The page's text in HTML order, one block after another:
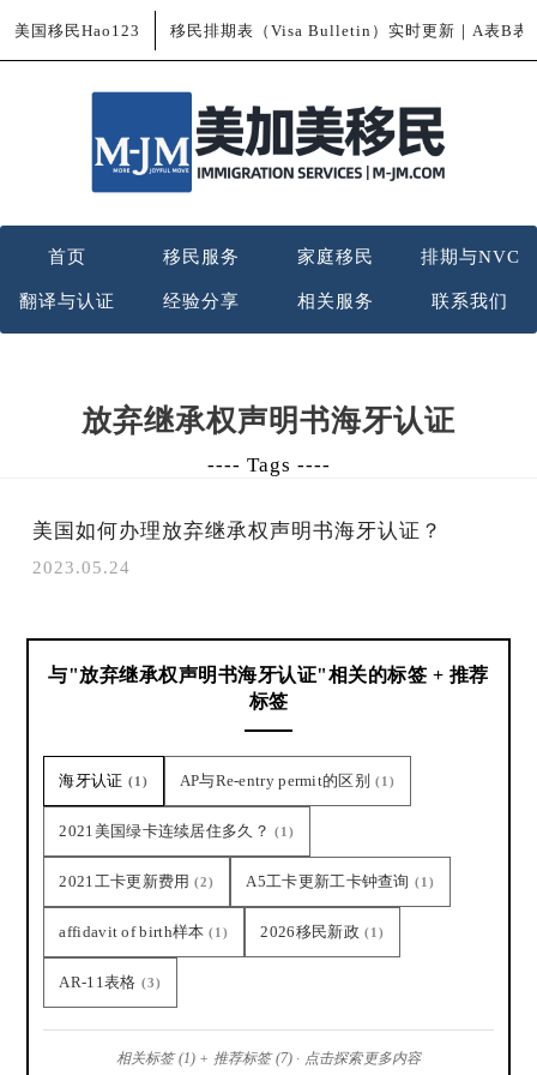
美国移民Hao123 移民排期表（Visa Bulletin）实时更新｜A表B表
首页 移民服务 家庭移民 排期与NVC
翻译与认证 经验分享 相关服务 联系我们
放弃继承权声明书海牙认证
---- Tags ----
美国如何办理放弃继承权声明书海牙认证？
2023.05.24
与"放弃继承权声明书海牙认证"相关的标签 + 推荐
标签
海牙认证 (1) AP与Re-entry permit的区别 (1)
2021美国绿卡连续居住多久？ (1)
2021工卡更新费用 (2) A5工卡更新工卡钟查询 (1)
affidavit of birth样本 (1) 2026移民新政 (1)
AR-11表格 (3)
相关标签 (1) + 推荐标签 (7) · 点击探索更多内容